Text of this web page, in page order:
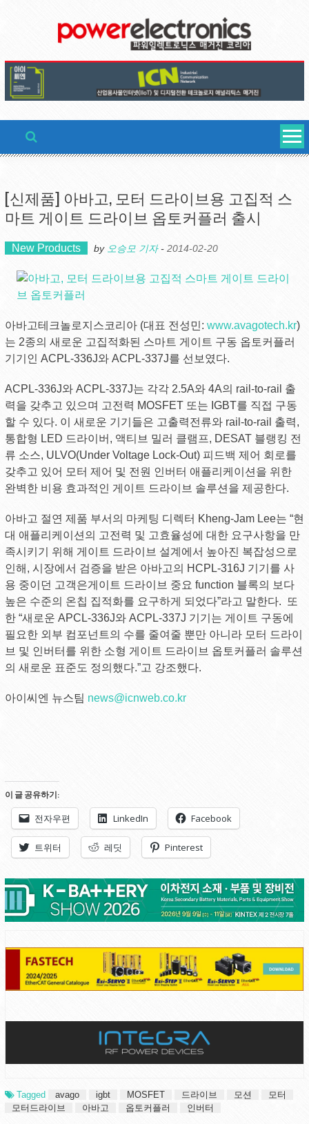
[신제품] 아바고, 모터 드라이브용 고집적 스
마트 게이트 드라이브 옵토커플러 출시
New Products by 오승모 기자- 2014-02-20
아바고테크놀로지스코리아 (대표 전성민: www.avagotech.kr)
는 2종의 새로운 고집적화된 스마트 게이트 구동 옵토커플러
기기인 ACPL-336J와 ACPL-337J를 선보였다.
ACPL-336J와 ACPL-337J는 각각 2.5A와 4A의 rail-to-rail 출
력을 갖추고 있으며 고전력 MOSFET 또는 IGBT를 직접 구동
할 수 있다. 이 새로운 기기들은 고출력전류와 rail-to-rail 출력,
통합형 LED 드라이버, 액티브 밀러 클램프, DESAT 블랭킹 전
류 소스, ULVO(Under Voltage Lock-Out) 피드백 제어 회로를
갖추고 있어 모터 제어 및 전원 인버터 애플리케이션을 위한
완벽한 비용 효과적인 게이트 드라이브 솔루션을 제공한다.
아바고 절연 제품 부서의 마케팅 디렉터 Kheng-Jam Lee는 “현
대 애플리케이션의 고전력 및 고효율성에 대한 요구사항을 만
족시키기 위해 게이트 드라이브 설계에서 높아진 복잡성으로
인해, 시장에서 검증을 받은 아바고의 HCPL-316J 기기를 사
용 중이던 고객은게이트 드라이브 중요 function 블록의 보다
높은 수준의 온칩 집적화를 요구하게 되었다”라고 말한다. 또
한 “새로운 APCL-336J와 ACPL-337J 기기는 게이트 구동에
필요한 외부 컴포넌트의 수를 줄여줄 뿐만 아니라 모터 드라이
브 및 인버터를 위한 소형 게이트 드라이브 옵토커플러 솔루션
의 새로운 표준도 정의했다.”고 강조했다.
아이씨엔 뉴스팀 news@icnweb.co.kr
이 글 공유하기:
전자우편 LinkedIn Facebook
트위터 레딧 Pinterest
Tagged avago igbt MOSFET 드라이브 모션
모터
모터드라이브
아바고 옵토커플러 인버터